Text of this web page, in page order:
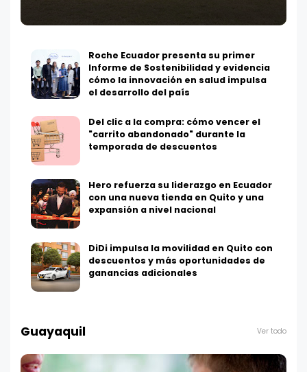
Roche Ecuador presenta su primer
Informe de Sostenibilidad y evidencia
cómo la innovación en salud impulsa
el desarrollo del país
Del clic a la compra: cómo vencer el
"carrito abandonado" durante la
temporada de descuentos
Hero refuerza su liderazgo en Ecuador
con una nueva tienda en Quito y una
expansión a nivel nacional
DiDi impulsa la movilidad en Quito con
descuentos y más oportunidades de
ganancias adicionales
Guayaquil Ver todo